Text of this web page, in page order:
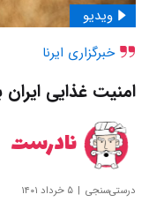
خبرگزاری ایرنا
ویدیو
امنیت غذایی ایران بیشتر از ۱۱۹
نادرست
درستی‌سنجی ۵ خرداد ۱۴۰۱